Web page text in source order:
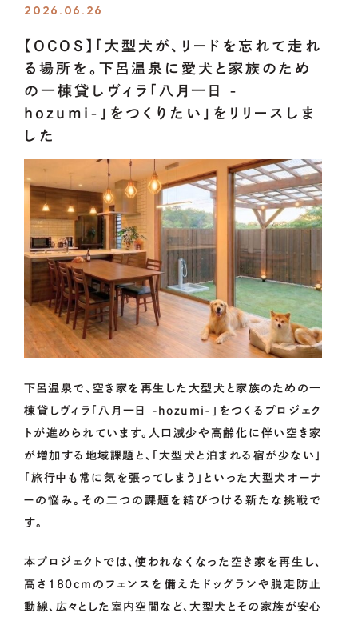
COMPANY
OUR PROJECT
CoLoRs/ITEMs
01. CoLoRsとは
02. ITEMsとは
03.寄附企業紹介
04.感謝状贈呈式
05.
OCOS
FORMUNICIPALITIES
FOR ENTERPRISES
2026.06.26
【OCOS】「大型犬が、リードを忘れて走れ
る場所を。下呂温泉に愛犬と家族のため
の一棟貸しヴィラ「八月一日 -
hozumi-」をつくりたい」をリリースしま
した
下呂温泉で、空き家を再生した大型犬と家族のための一
棟貸しヴィラ「八月一日 -hozumi-」をつくるプロジェク
トが進められています。人口減少や高齢化に伴い空き家
が増加する地域課題と、「大型犬と泊まれる宿が少ない」
「旅行中も常に気を張ってしまう」といった大型犬オーナ
ーの悩み。その二つの課題を結びつける新たな挑戦で
す。
本プロジェクトでは、使われなくなった空き家を再生し、
高さ180cmのフェンスを備えたドッグランや脱走防止
動線、広々とした室内空間など、大型犬とその家族が安心